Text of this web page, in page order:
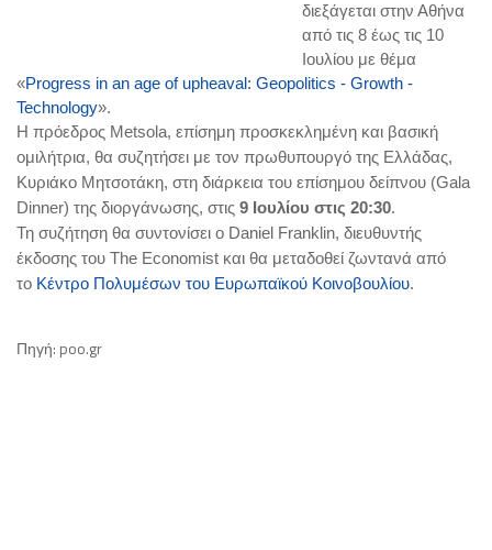
διεξάγεται στην Αθήνα
από τις 8 έως τις 10
Ιουλίου με θέμα
«Progress in an age of upheaval: Geopolitics - Growth -
Technology».
Η πρόεδρος Metsola, επίσημη προσκεκλημένη και βασική
ομιλήτρια, θα συζητήσει με τον πρωθυπουργό της Ελλάδας,
Κυριάκο Μητσοτάκη, στη διάρκεια του επίσημου δείπνου (Gala
Dinner) της διοργάνωσης, στις 9 Ιουλίου στις 20:30.
Τη συζήτηση θα συντονίσει ο Daniel Franklin, διευθυντής
έκδοσης του The Economist και θα μεταδοθεί ζωντανά από
το Κέντρο Πολυμέσων του Ευρωπαϊκού Κοινοβουλίου.
Πηγή: poo.gr